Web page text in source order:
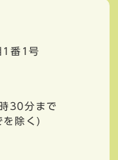
1番1号
30分まで
除く)